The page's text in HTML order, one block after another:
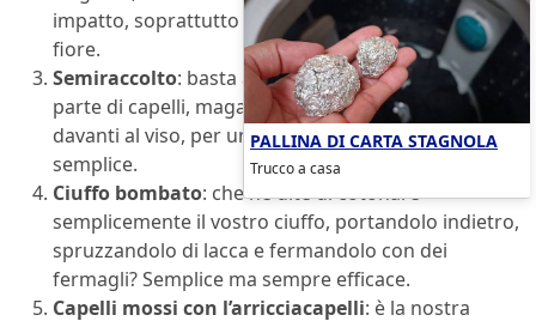
impatto, soprattutto se impreziosito da un bel
fiore.
Semiraccolto: basta anche solo raccogliere una
parte di capelli, magari togliendo le ciocche da
davanti al viso, per un’acconciatura ricercata, ma
semplice.
Ciuffo bombato: che ne dite di cotonare
semplicemente il vostro ciuffo, portandolo indietro,
spruzzandolo di lacca e fermandolo con dei
fermagli? Semplice ma sempre efficace.
Capelli mossi con l’arricciacapelli: è la nostra
PALLINA DI CARTA STAGNOLA
Trucco a casa